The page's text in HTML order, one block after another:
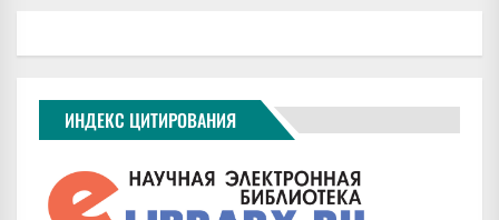
ИНДЕКС ЦИТИРОВАНИЯ